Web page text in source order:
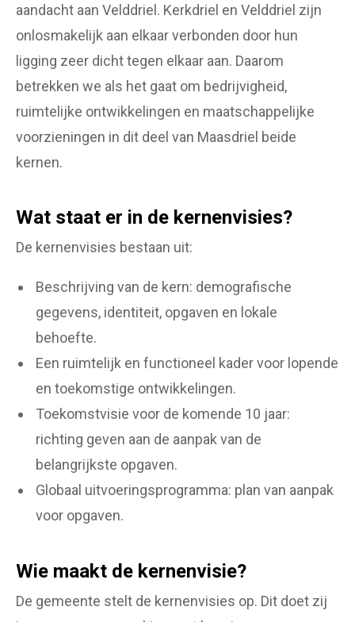
aandacht aan Velddriel. Kerkdriel en Velddriel zijn
onlosmakelijk aan elkaar verbonden door hun
ligging zeer dicht tegen elkaar aan. Daarom
betrekken we als het gaat om bedrijvigheid,
ruimtelijke ontwikkelingen en maatschappelijke
voorzieningen in dit deel van Maasdriel beide
kernen.
Wat staat er in de kernenvisies?
De kernenvisies bestaan uit:
Beschrijving van de kern: demografische
gegevens, identiteit, opgaven en lokale
behoefte.
Een ruimtelijk en functioneel kader voor lopende
en toekomstige ontwikkelingen.
Toekomstvisie voor de komende 10 jaar:
richting geven aan de aanpak van de
belangrijkste opgaven.
Globaal uitvoeringsprogramma: plan van aanpak
voor opgaven.
Wie maakt de kernenvisie?
De gemeente stelt de kernenvisies op. Dit doet zij